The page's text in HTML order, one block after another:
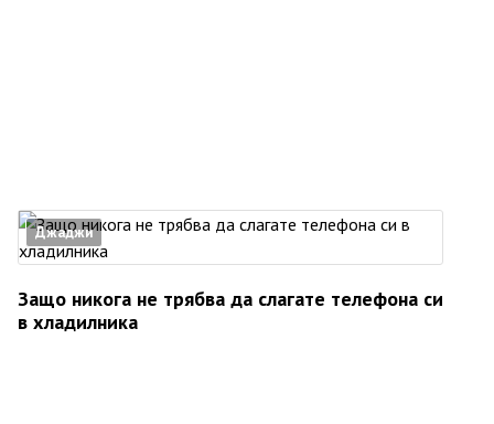
Джаджи
Защо никога не трябва да слагате телефона си
в хладилника